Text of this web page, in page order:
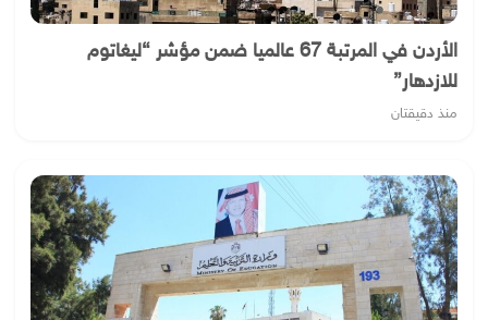
الأردن في المرتبة 67 عالميا ضمن مؤشر “ليغاتوم
للازدهار”
منذ دقيقتان